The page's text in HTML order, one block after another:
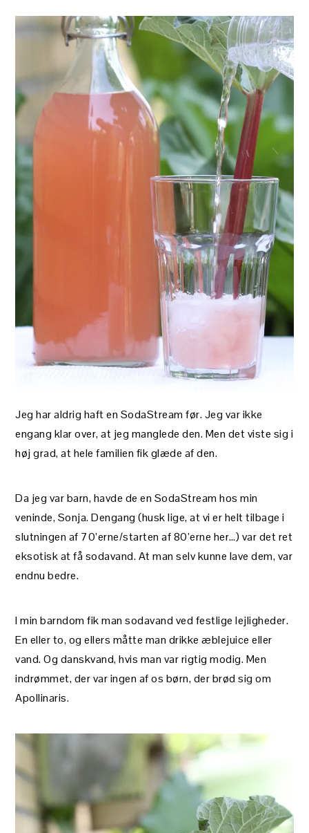
Jeg har aldrig haft en SodaStream før. Jeg var ikke
engang klar over, at jeg manglede den. Men det viste sig i
høj grad, at hele familien fik glæde af den.
Da jeg var barn, havde de en SodaStream hos min
veninde, Sonja. Dengang (husk lige, at vi er helt tilbage i
slutningen af 70’erne/starten af 80’erne her…) var det ret
eksotisk at få sodavand. At man selv kunne lave dem, var
endnu bedre.
I min barndom fik man sodavand ved festlige lejligheder.
En eller to, og ellers måtte man drikke æblejuice eller
vand. Og danskvand, hvis man var rigtig modig. Men
indrømmet, der var ingen af os børn, der brød sig om
Apollinaris.